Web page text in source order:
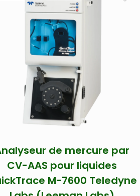
de mercure par
CV-AAS pour liquides
M-7600 Teledyne